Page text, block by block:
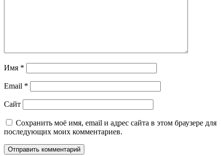
Имя *
Email *
Сайт
Сохранить моё имя, email и адрес сайта в этом браузере для
последующих моих комментариев.